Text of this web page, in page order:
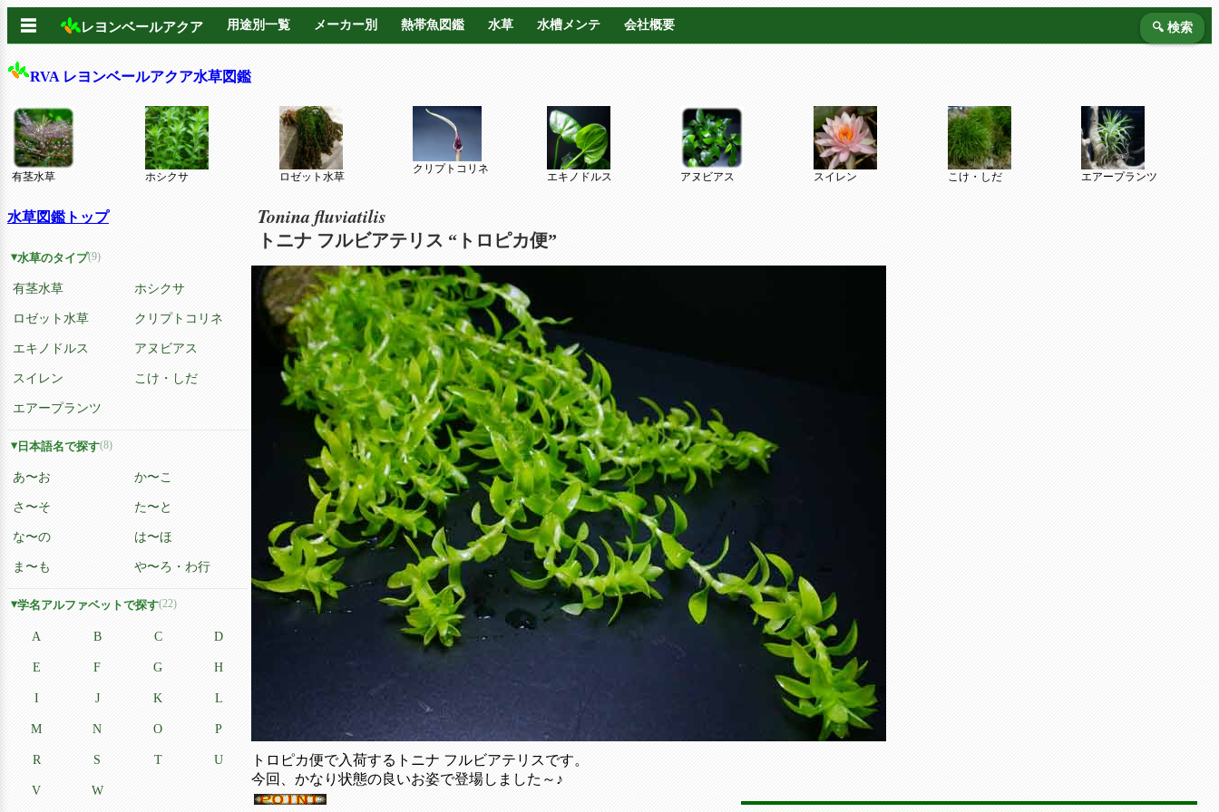
☰ レヨンベールアクア 用途別一覧 メーカー別 熱帯魚図鑑 水草 水槽メンテ 会社概要 🔍 検索
RVA レヨンベールアクア水草図鑑
有茎水草 ホシクサ ロゼット水草
クリプトコリネ
エキノドルス アヌビアス スイレン こけ・しだ エアープランツ
Tonina fluviatilis
トニナ フルビアテリス “トロピカ便”
トロピカ便で入荷するトニナ フルビアテリスです。
今回、かなり状態の良いお姿で登場しました～♪
水草図鑑トップ
水草のタイプ(9)
有茎水草 ホシクサ
ロゼット水草 クリプトコリネ
エキノドルス アヌビアス
スイレン こけ・しだ
エアープランツ
日本語名で探す(8)
あ〜お か〜こ
さ〜そ た〜と
な〜の は〜ほ
ま〜も や〜ろ・わ行
学名アルファベットで探す(22)
A B C D
E F G H
I J K L
M N O P
R S T U
V W